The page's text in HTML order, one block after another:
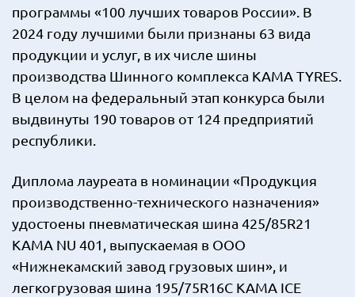
программы «100 лучших товаров России». В
2024 году лучшими были признаны 63 вида
продукции и услуг, в их числе шины
производства Шинного комплекса KAMA TYRES.
В целом на федеральный этап конкурса были
выдвинуты 190 товаров от 124 предприятий
республики.
Диплома лауреата в номинации «Продукция
производственно-технического назначения»
удостоены пневматическая шина 425/85R21
KAMA NU 401, выпускаемая в ООО
«Нижнекамский завод грузовых шин», и
легкогрузовая шина 195/75R16C KAMA ICE